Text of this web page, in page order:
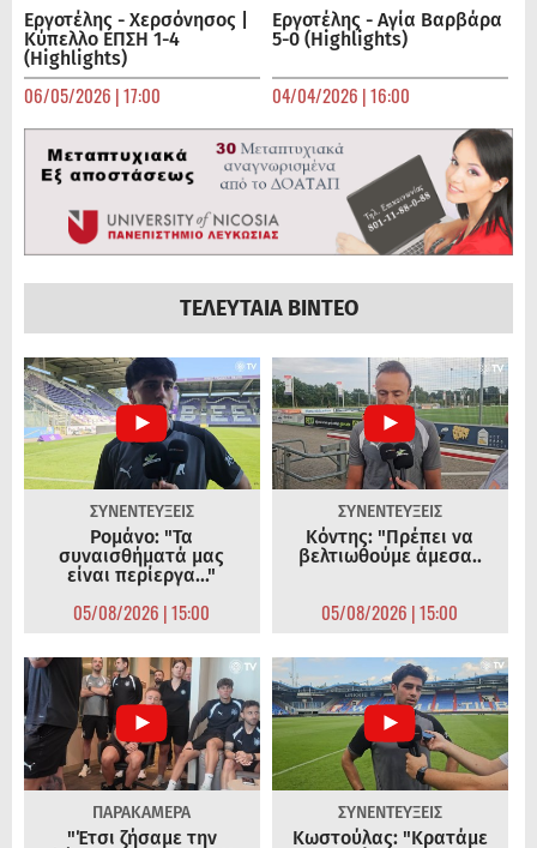
Εργοτέλης - Χερσόνησος |
Κύπελλο ΕΠΣΗ 1-4
(Highlights)
06/05/2026 | 17:00
Εργοτέλης - Αγία Βαρβάρα
5-0 (Highlights)
04/04/2026 | 16:00
ΤΕΛΕΥΤΑΙΑ ΒΙΝΤΕΟ
ΣΥΝΕΝΤΕΥΞΕΙΣ
Ρομάνο: "Τα
συναισθήματά μας
είναι περίεργα..."
05/08/2026 | 15:00
ΣΥΝΕΝΤΕΥΞΕΙΣ
Κόντης: "Πρέπει να
βελτιωθούμε άμεσα..
05/08/2026 | 15:00
ΠΑΡΑΚΑΜΕΡΑ
"Έτσι ζήσαμε την
ΣΥΝΕΝΤΕΥΞΕΙΣ
Κωστούλας: "Κρατάμε